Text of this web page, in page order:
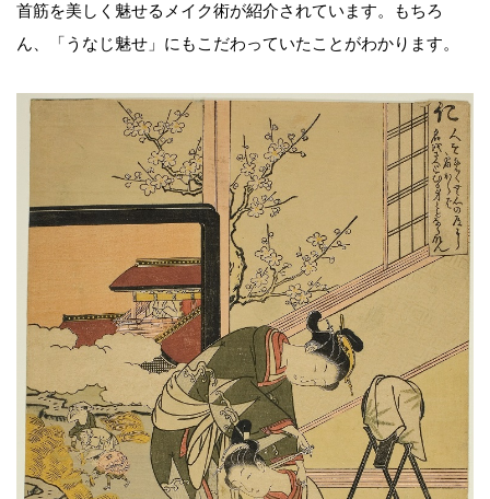
首筋を美しく魅せるメイク術が紹介されています。もちろ
ん、「うなじ魅せ」にもこだわっていたことがわかります。